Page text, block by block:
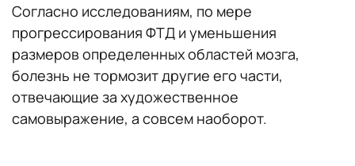
Согласно исследованиям, по мере
прогрессирования ФТД и уменьшения
размеров определенных областей мозга,
болезнь не тормозит другие его части,
отвечающие за художественное
самовыражение, а совсем наоборот.